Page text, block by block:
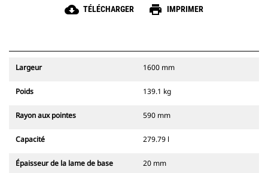
cloud_download TÉLÉCHARGER print IMPRIMER
Largeur 1600 mm
Poids 139.1 kg
Rayon aux pointes 590 mm
Capacité 279.79 l
Épaisseur de la lame de base 20 mm